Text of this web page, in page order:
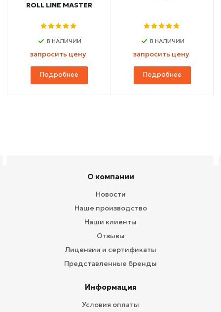
ROLL LINE MASTER
В НАЛИЧИИ
запросить цену
Подробнее
В НАЛИЧИИ
запросить цену
Подробнее
О компании
Новости
Наше производство
Наши клиенты
Отзывы
Лицензии и сертификаты
Представленные бренды
Информация
Условия оплаты